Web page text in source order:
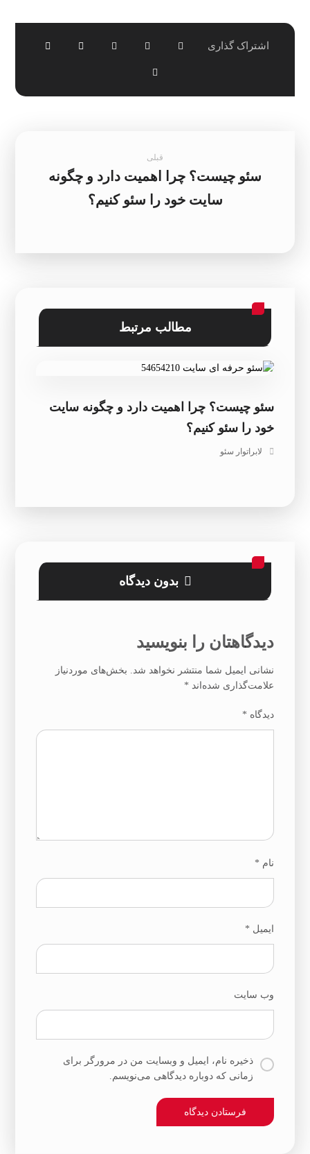
قبلی
سئو چیست؟ چرا اهمیت دارد و چگونه
سایت خود را سئو کنیم؟
مطالب مرتبط
سئو چیست؟ چرا اهمیت دارد و چگونه سایت
خود را سئو کنیم؟
لابراتوار سئو
بدون دیدگاه
دیدگاهتان را بنویسید
نشانی ایمیل شما منتشر نخواهد شد. بخش‌های موردنیاز
علامت‌گذاری شده‌اند *
دیدگاه *
نام *
ایمیل *
وب‌ سایت
ذخیره نام، ایمیل و وبسایت من در مرورگر برای
زمانی که دوباره دیدگاهی می‌نویسم.